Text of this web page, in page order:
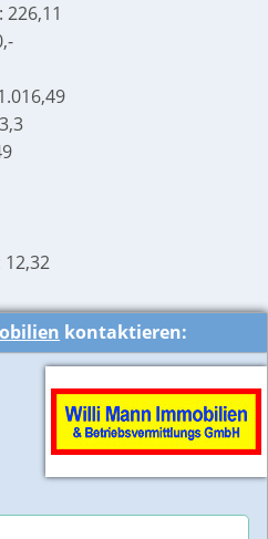
12,32
kontaktieren: